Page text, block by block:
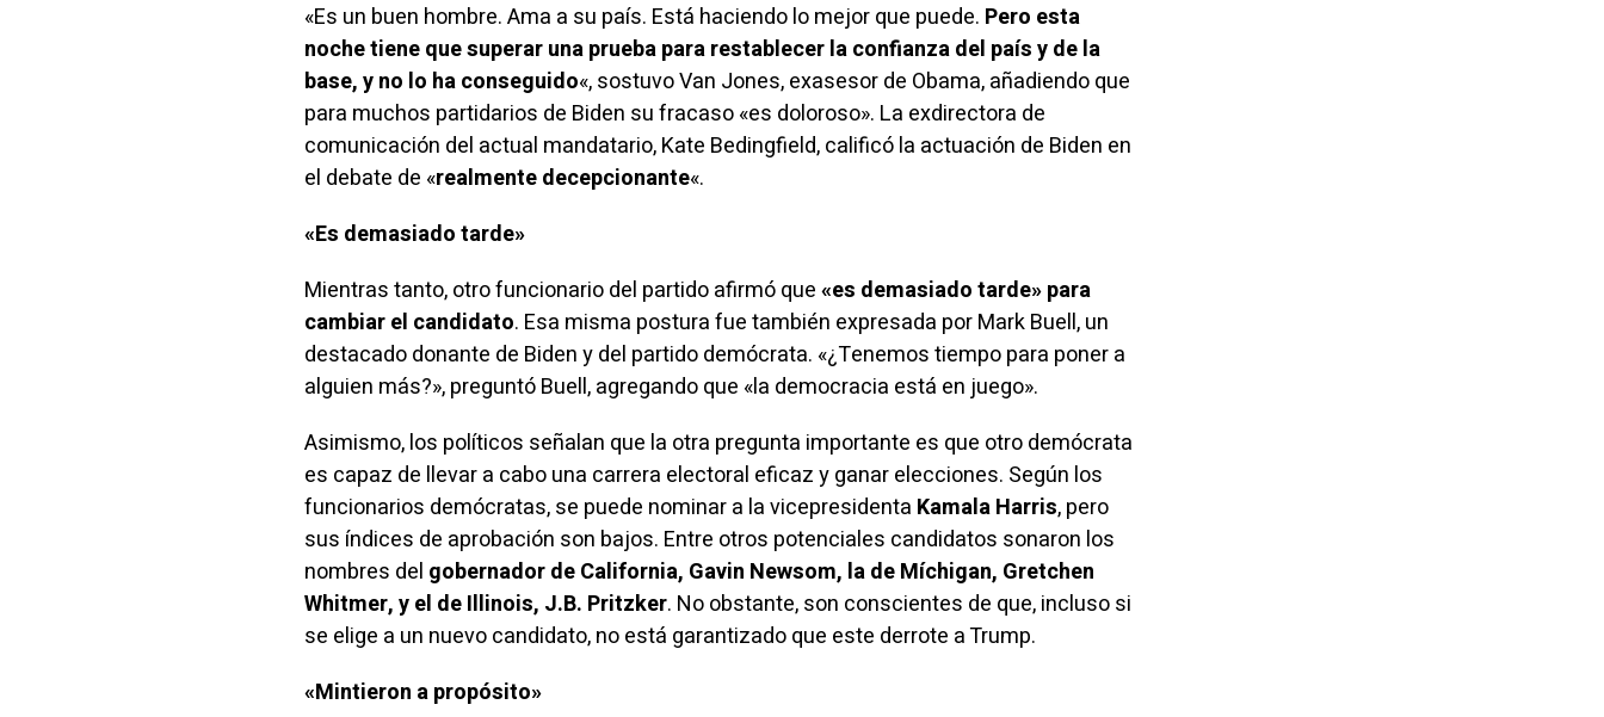
«Es un buen hombre. Ama a su país. Está haciendo lo mejor que puede. Pero esta
noche tiene que superar una prueba para restablecer la confianza del país y de la
base, y no lo ha conseguido«,sostuvoVan Jones, exasesor de Obama, añadiendo que
para muchos partidarios de Biden su fracaso «es doloroso». La exdirectora de
comunicación del actual mandatario, Kate Bedingfield,calificóla actuación de Biden en
el debate de «realmente decepcionante«.
«Es demasiado tarde»
Mientras tanto, otro funcionario del partido afirmó que«es demasiado tarde» para
cambiar el candidato. Esa misma postura fue también expresada por Mark Buell, un
destacado donante de Biden y del partido demócrata. «¿Tenemos tiempo para poner a
alguien más?», preguntó Buell, agregando que «la democracia está en juego».
Asimismo, los políticos señalan que la otra pregunta importante es que otro demócrata
es capaz de llevar a cabo una carrera electoral eficaz y ganar elecciones. Según los
funcionarios demócratas, se puede nominar a la vicepresidenta Kamala Harris, pero
sus índices de aprobación son bajos. Entre otros potenciales candidatos sonaron los
nombres del gobernador de California, Gavin Newsom, la de Míchigan, Gretchen
Whitmer, y el de Illinois, J.B. Pritzker. No obstante, son conscientes de que, incluso si
se elige a un nuevo candidato, no está garantizado que este derrote a Trump.
«Mintieron a propósito»